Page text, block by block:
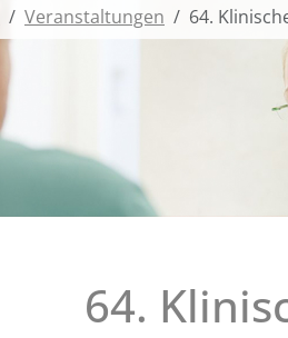
Veranstaltungen 64.
64.